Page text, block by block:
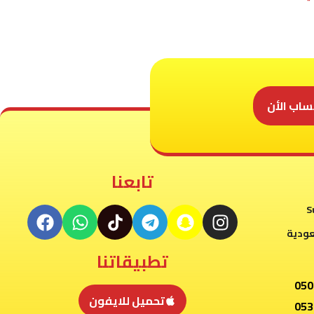
الأن
تابعنا
تطبيقاتنا
تحميل للايفون